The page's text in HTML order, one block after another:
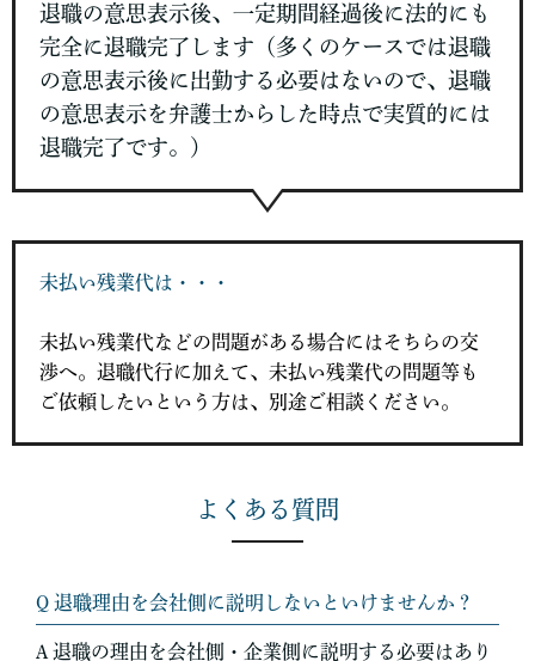
退職の意思表示後、一定期間経過後に法的にも
完全に退職完了します（多くのケースでは退職
の意思表示後に出勤する必要はないので、退職
の意思表示を弁護士からした時点で実質的には
退職完了です。）
未払い残業代は・・・
未払い残業代などの問題がある場合にはそちらの交
渉へ。退職代行に加えて、未払い残業代の問題等も
ご依頼したいという方は、別途ご相談ください。
よくある質問
Q 退職理由を会社側に説明しないといけませんか？
A 退職の理由を会社側・企業側に説明する必要はあり